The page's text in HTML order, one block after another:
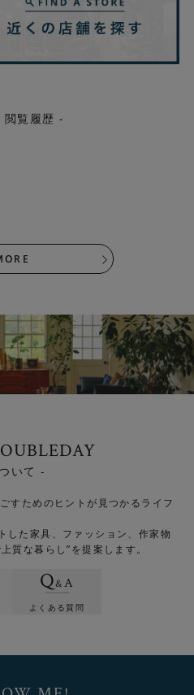
閲覧履歴 -
いて -
すためのヒントが見つかるライフ
した家具、ファッション、作家物
質な暮らし”を提案します。
Q&A
よくある質問